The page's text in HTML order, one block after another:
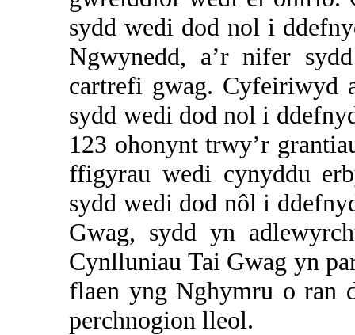
sydd wedi dod nol i
Ngwynedd, a’r nifer
cartrefi gwag. Cyfeiriwyd
sydd wedi dod nol i
123 ohonynt trwy’r
ffigyrau wedi cynyddu
sydd wedi dod nôl i
Gwag, sydd yn
Cynlluniau Tai Gwag yn
flaen yng Nghymru o ran
perchnogion lleol.